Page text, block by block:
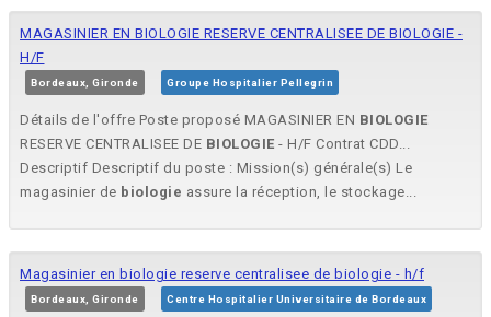
MAGASINIER EN BIOLOGIE RESERVE CENTRALISEE DE BIOLOGIE -
H/F
Bordeaux, Gironde Groupe Hospitalier Pellegrin
Détails de l'offre Poste proposé MAGASINIER EN BIOLOGIE
RESERVE CENTRALISEE DE BIOLOGIE - H/F Contrat CDD...
Descriptif Descriptif du poste : Mission(s) générale(s) Le
magasinier de biologie assure la réception, le stockage...
Magasinier en biologie reserve centralisee de biologie - h/f
Bordeaux, Gironde Centre Hospitalier Universitaire de Bordeaux